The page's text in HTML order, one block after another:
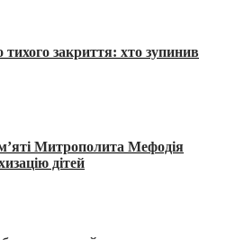
тихого закриття: хто зупинив
Митрополита Мефодія
дітей